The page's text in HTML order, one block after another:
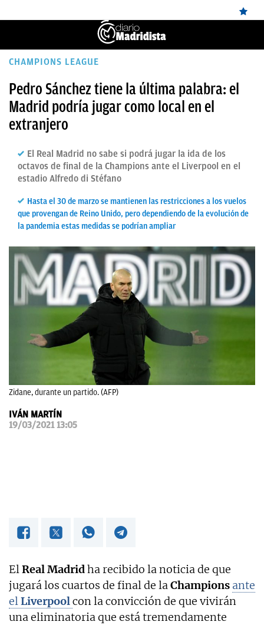
ÚLTIMAS
REAL
MADRID
CANTERA
DIRECTO
PAPARAZZI
OKDIARIO
CHAMPIONS LEAGUE
Pedro Sánchez tiene la última palabra: el
Madrid podría jugar como local en el
extranjero
El Real Madrid no sabe si podrá jugar la ida de los
octavos de final de la Champions ante el Liverpool en el
estadio Alfredo di Stéfano
Hasta el 30 de marzo se mantienen las restricciones a los vuelos
que provengan de Reino Unido, pero dependiendo de la evolución de
la pandemia estas medidas se podrían ampliar
Zidane, durante un partido. (AFP)
IVÁN MARTÍN
19/03/2021 13:05
ElReal Madridha recibido la noticia de que
jugará los cuartos de final de laChampions ante
elLiverpoolcon la convicción de que vivirán
una eliminatoria que está tremendamente